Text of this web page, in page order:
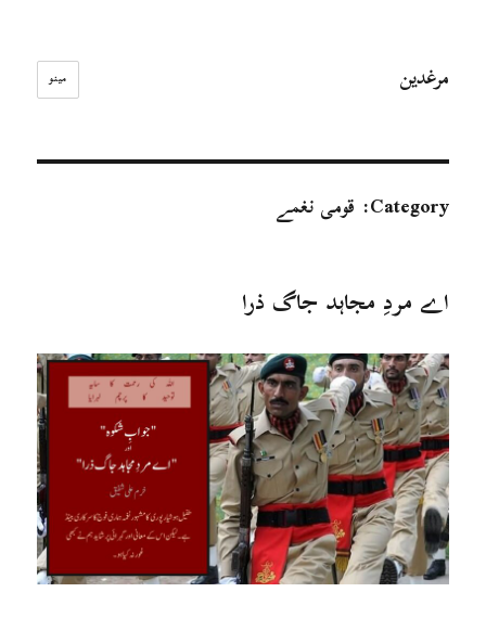
مرغدین مینو
Category: قومی نغمے
اے مردِ مجاہد جاگ ذرا